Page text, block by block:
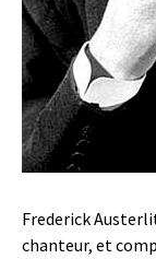
Frederick
chanteur, et